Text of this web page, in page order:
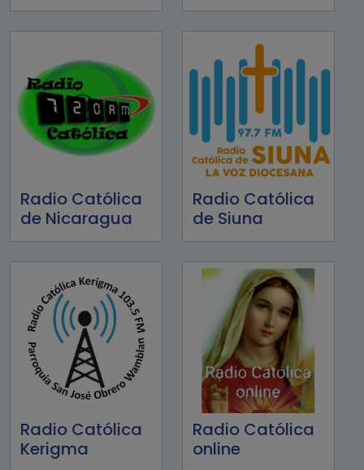
Radio Católica
de Nicaragua
Radio Católica
de Siuna
Radio Católica
Kerigma
Radio Católica
online